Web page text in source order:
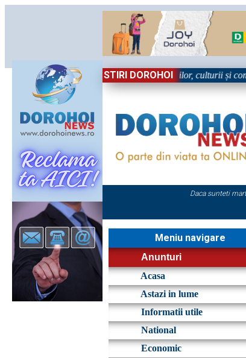
STIRI DOROHOI
– trei zile dedicate tradițiilor, culturii și
Daca sunteti
Meniu navigare
Anunturi
Acasa
Astazi in lume
Informatii utile
National
Economic